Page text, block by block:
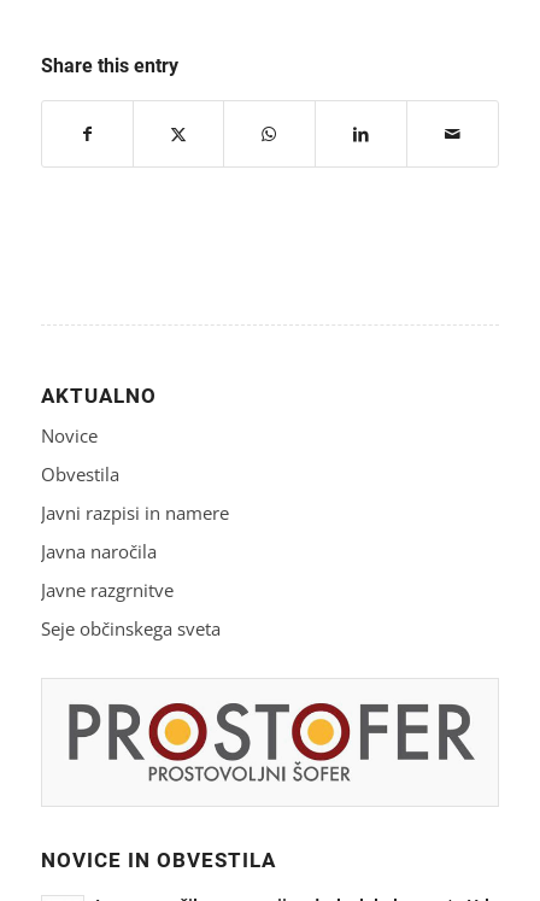
Share this entry
AKTUALNO
Novice
Obvestila
Javni razpisi in namere
Javna naročila
Javne razgrnitve
Seje občinskega sveta
NOVICE IN OBVESTILA